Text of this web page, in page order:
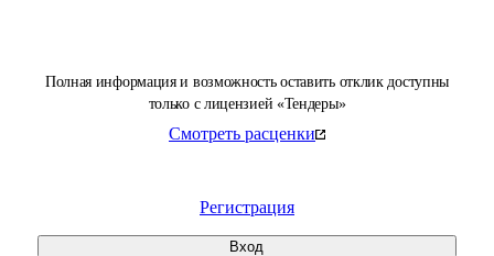
Полная информация и возможность оставить отклик доступны
только с лицензией «Тендеры»
Смотреть расценки
Регистрация
Вход